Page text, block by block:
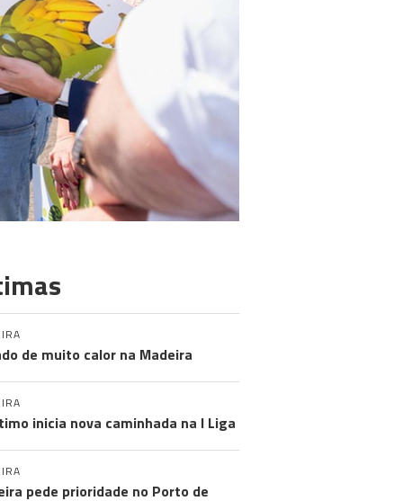
de muito calor na Madeira
inicia nova caminhada na I Liga
pede prioridade no Porto de